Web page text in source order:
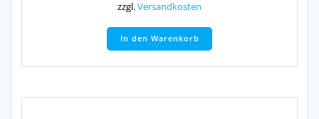
zzgl.Versandkosten
In den Warenkorb